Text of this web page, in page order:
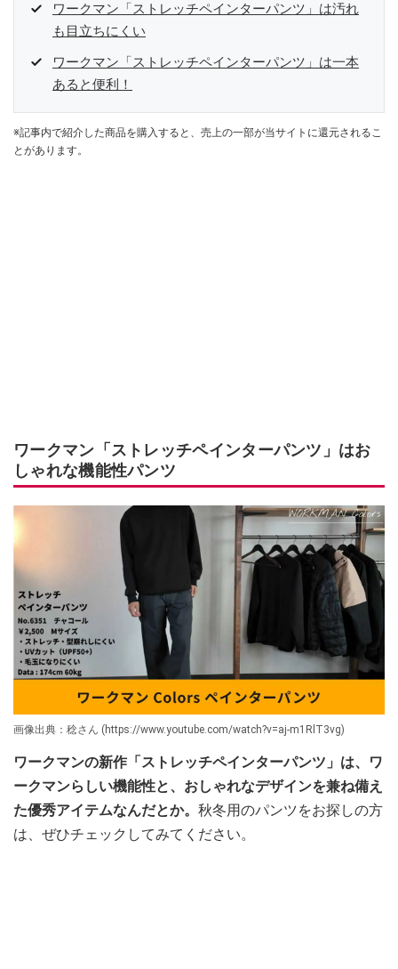
ワークマン「ストレッチペインターパンツ」は汚れ
も目立ちにくい
ワークマン「ストレッチペインターパンツ」は一本
あると便利！
※記事内で紹介した商品を購入すると、売上の一部が当サイトに還元されるこ
とがあります。
ワークマン「ストレッチペインターパンツ」はお
しゃれな機能性パンツ
画像出典：稔さん (https://www.youtube.com/watch?v=aj-m1RlT3vg)
ワークマンの新作「ストレッチペインターパンツ」は、ワ
ークマンらしい機能性と、おしゃれなデザインを兼ね備え
た優秀アイテムなんだとか。 秋冬用のパンツをお探しの方
は、ぜひチェックしてみてください。